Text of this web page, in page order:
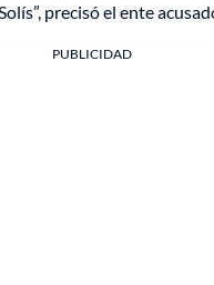
precisó el ente
PUBLICIDAD